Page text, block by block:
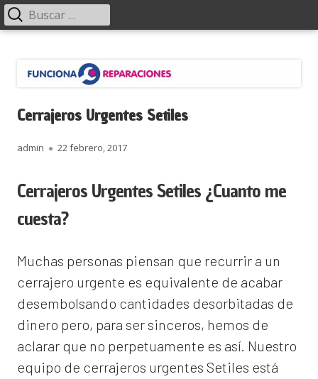
contenido
Menú
principal Buscar:
Cerrajeros Urgentes Setiles
Autor
admin
Publicado
22 febrero, 2017
Cerrajeros Urgentes Setiles ¿Cuanto me
cuesta?
Muchas personas piensan que recurrir a un
cerrajero urgente es equivalente de acabar
desembolsando cantidades desorbitadas de
dinero pero, para ser sinceros, hemos de
aclarar que no perpetuamente es así. Nuestro
equipo de cerrajeros urgentes Setiles está